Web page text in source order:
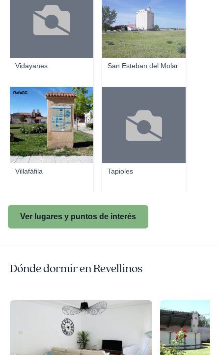
Vidayanes San Esteban del Molar
Villafáfila
RafaGG
Tapioles
Ver lugares y puntos de interés
Dónde dormir en Revellinos